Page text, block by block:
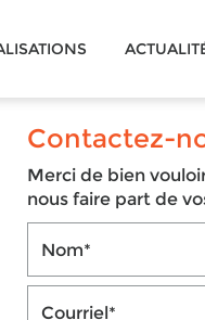
Contactez-
Merci de bien
nous faire part de